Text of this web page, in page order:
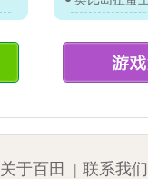
关于百田 | 联系我们